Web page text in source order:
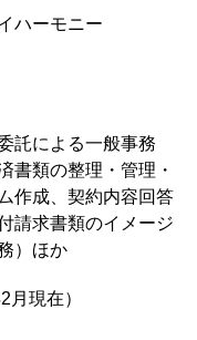
ハーモニー
託による一般事務
書類の整理・管理・
作成、契約内容回答
請求書類のイメージ
）ほか
月現在）